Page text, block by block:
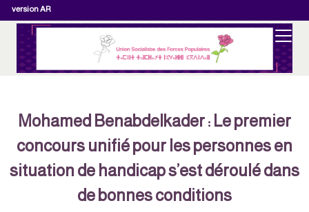
version AR
Mohamed Benabdelkader : Le premier
concours unifié pour les personnes en
situation de handicap s’est déroulé dans
de bonnes conditions